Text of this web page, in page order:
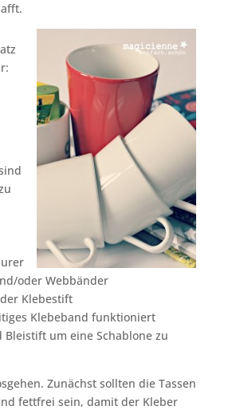
oder Webbänder
Klebestift
Klebeband funktioniert
Bleistift um eine Schablone zu
Zunächst sollten die Tassen
fettfrei sein, damit der Kleber